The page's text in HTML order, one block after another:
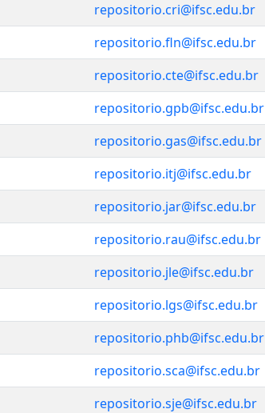
repositorio.cri@ifsc.edu.br
repositorio.fln@ifsc.edu.br
repositorio.cte@ifsc.edu.br
repositorio.gpb@ifsc.edu.br
repositorio.gas@ifsc.edu.br
repositorio.itj@ifsc.edu.br
repositorio.jar@ifsc.edu.br
repositorio.rau@ifsc.edu.br
repositorio.jle@ifsc.edu.br
repositorio.lgs@ifsc.edu.br
repositorio.phb@ifsc.edu.br
repositorio.sca@ifsc.edu.br
repositorio.sje@ifsc.edu.br